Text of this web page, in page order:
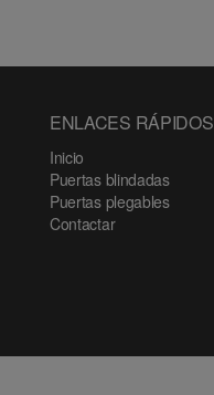
ENLACES RÁPIDOS
Inicio
Puertas blindadas
Puertas plegables
Contactar